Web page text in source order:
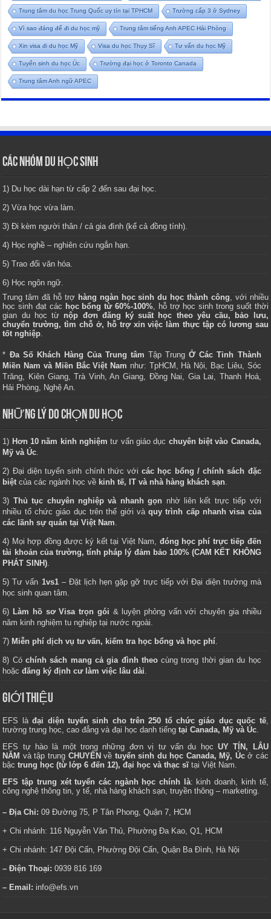
Trung tâm du học Trung Quốc uy tín tại TPHCM Trường cấp 3 ở Sydney
Vì sao đáng để đi du học mỹ Trung tâm tiếng Anh APEC Hải Phòng
Xin visa đi du học Mỹ Visa du học Thụy Sĩ Tư vấn du học Mỹ
Tuyển sinh du học Úc Trường đại học ở Toronto Canada
Trung tâm Anh ngữ APEC
CÁC NHÓM DU HỌC SINH
1) Du học dài hạn từ cấp 2 đến sau đại học.
2) Vừa học vừa làm.
3) Đi kèm người thân / cả gia đình (kể cả đồng tính).
4) Học nghề – nghiên cứu ngắn hạn.
5) Trao đổi văn hóa.
6) Học ngôn ngữ.
Trung tâm đã hỗ trợ hàng ngàn học sinh du học thành công, với nhiều
học sinh đạt các học bổng từ 60%-100%, hỗ trợ học sinh trong suốt thời
gian du học từ nộp đơn đăng ký suất học theo yêu cầu, bảo lưu,
chuyển trường, tìm chỗ ở, hỗ trợ xin việc làm thực tập có lương sau
tốt nghiệp.
* Đa Số Khách Hàng Của Trung tâm Tập TrungỞ Các Tỉnh Thành
Miền Nam và Miền Bắc Việt Nam như: TpHCM, Hà Nội, Bạc Liêu, Sóc
Trăng, Kiên Giang, Trà Vinh, An Giang, Đồng Nai, Gia Lai, Thanh Hoá,
Hải Phòng, Nghệ An.
NHỮNG LÝ DO CHỌN DU HỌC
1) Hơn 10 năm kinh nghiệm tư vấn giáo dục chuyên biệt vào Canada,
Mỹ và Úc.
2) Đại diện tuyển sinh chính thức vớicác học bổng / chính sách đặc
biệt của các ngành học về kinh tế, IT và nhà hàng khách sạn.
3) Thủ tục chuyên nghiệp và nhanh gọn nhờ liên kết trực tiếp với
nhiều tổ chức giáo dục trên thế giới vàquy trình cấp nhanh visa của
các lãnh sự quán tại Việt Nam.
4) Mọi hợp đồng được ký kết tại Việt Nam, đóng học phí trực tiếp đến
tài khoản của trường, tính pháp lý đảm bảo 100% (CAM KẾT KHÔNG
PHÁT SINH).
5) Tư vấn 1vs1– Đặt lịch hẹn gặp gỡ trực tiếp với Đại diện trường mà
học sinh quan tâm.
6) Làm hồ sơ Visa trọn gói & luyện phỏng vấn với chuyên gia nhiều
năm kinh nghiệm tu nghiệp tại nước ngoài.
7) Miễn phí dịch vụ tư vấn, kiểm tra học bổng và học phí.
8) Cóchính sách mang cả gia đình theocùng trong thời gian du học
hoặcđăng ký định cư làm việc lâu dài.
GIỚI THIỆU
EFS làđại diện tuyển sinh cho trên 250 tổ chức giáo dục quốc tế,
trường trung học, cao đẳng và đại học danh tiếng tại Canada, Mỹ và Úc.
EFS tự hào là một trong những đơn vị tư vấn du học UY TÍN, LÂU
NĂM và tập trung CHUYÊN về tuyển sinh du học Canada, Mỹ, Úcở các
bậctrung học (từ lớp 6 đến 12), đại học và thạc sĩtại Việt Nam.
EFS tập trung xét tuyển các ngành học chính là: kinh doanh, kinh tế,
công nghệ thông tin, y tế, nhà hàng khách sạn, truyền thông – marketing.
– Địa Chỉ: 09 Đường 75, P Tân Phong, Quận 7, HCM
+ Chi nhánh: 116 Nguyễn Văn Thủ, Phường Đa Kao, Q1, HCM
+ Chi nhánh: 147 Đội Cấn, Phường Đội Cấn, Quận Ba Đình, Hà Nội
– Điện Thoại: 0939 816 169
– Email: info@efs.vn